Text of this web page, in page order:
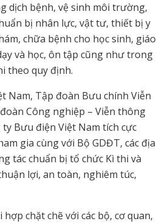
dịch bệnh, vệ sinh môi trường,
bị nhân lực, vật tư, thiết bị y
chữa bệnh cho học sinh, giáo
và học, ôn tập cũng như trong
theo quy định.
Nam, Tập đoàn Bưu chính Viễn
Công nghiệp – Viễn thông
Bưu điện Việt Nam tích cực
gia cùng với Bộ GDĐT, các địa
tác chuẩn bị tổ chức Kì thi và
lợi, an toàn, nghiêm túc,
chặt chẽ với các bộ, cơ quan,